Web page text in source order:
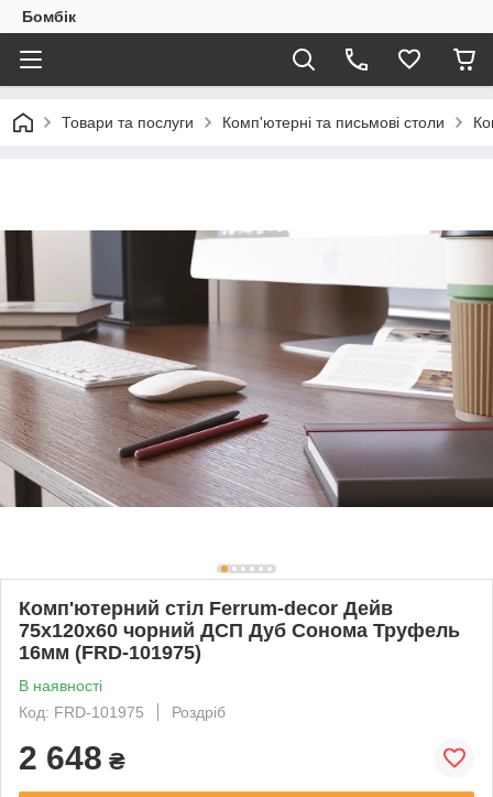
Бомбік
Товари та послуги Комп'ютерні та письмові столи
Комп'ютерний стіл Ferrum-decor Дейв
75x120x60 чорний ДСП Дуб Сонома Труфель
16мм (FRD-101975)
В наявності
Код: FRD-101975
Роздріб
2 648 ₴